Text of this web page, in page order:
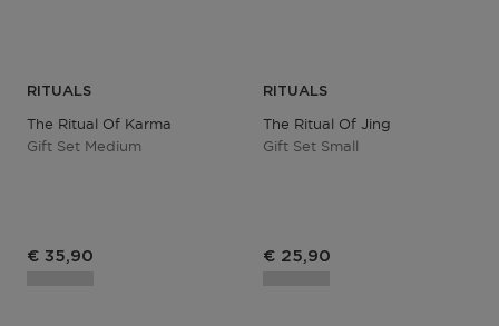
RITUALS
The Ritual Of Karma
Gift Set Medium
€ 35,90
RITUALS
The Ritual Of Jing
Gift Set Small
€ 25,90